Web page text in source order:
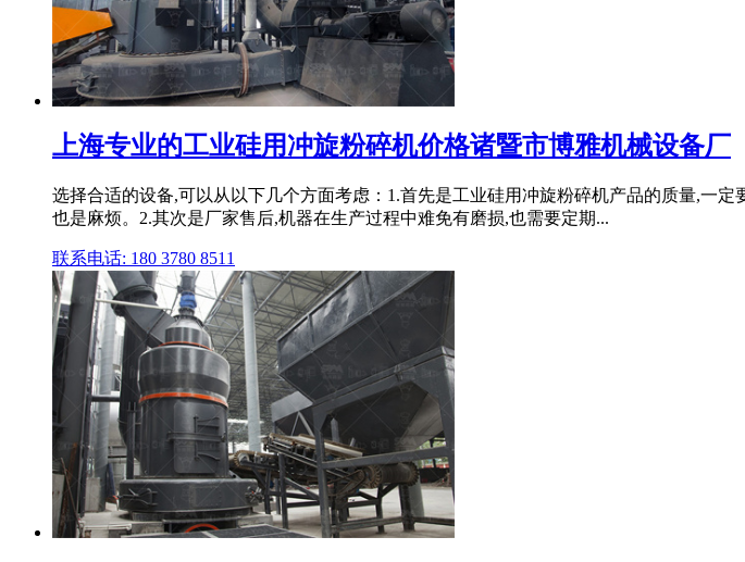
上海专业的工业硅用冲旋粉碎机价格诸暨市博雅机械设备厂
选择合适的设备,可以从以下几个方面考虑：1.首先是工业硅用冲旋粉碎机产品的质量,一
也是麻烦。2.其次是厂家售后,机器在生产过程中难免有磨损,也需要定期...
联系电话: 180 3780 8511